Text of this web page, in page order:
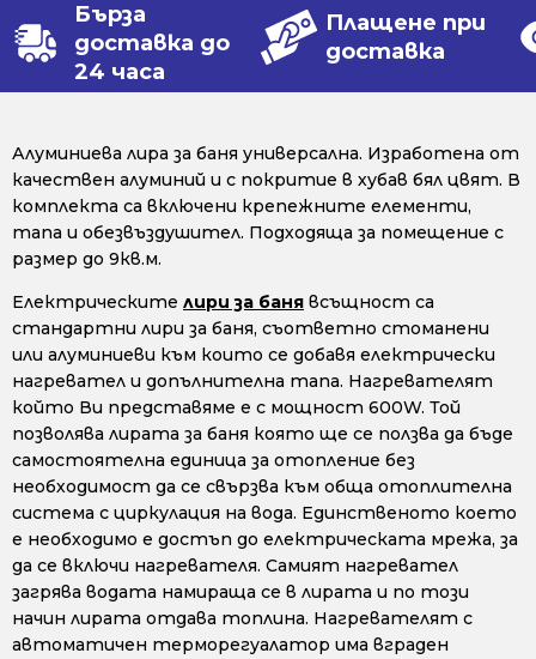
Бърза
доставка до
24 часа
Плащене при
доставка
Алуминиева лира за баня универсална. Изработена от
качествен алуминий и с покритие в хубав бял цвят. В
комплекта са включени крепежните елементи,
тапа и обезвъздушител. Подходяща за помещение с
размер до 9кв.м.
Електрическите лири за баня всъщност са
стандартни лири за баня, съответно стоманени
или алуминиеви към които се добавя електрически
нагревател и допълнителна тапа. Нагревателят
който Ви представяме е с мощност 600W. Той
позволява лирата за баня която ще се ползва да бъде
самостоятелна единица за отопление без
необходимост да се свързва към обща отоплителна
система с циркулация на вода. Единственото което
е необходимо е достъп до електрическата мрежа, за
да се включи нагревателя. Самият нагревател
загрява водата намираща се в лирата и по този
начин лирата отдава топлина. Нагревателят с
автоматичен терморегуалатор има вграден